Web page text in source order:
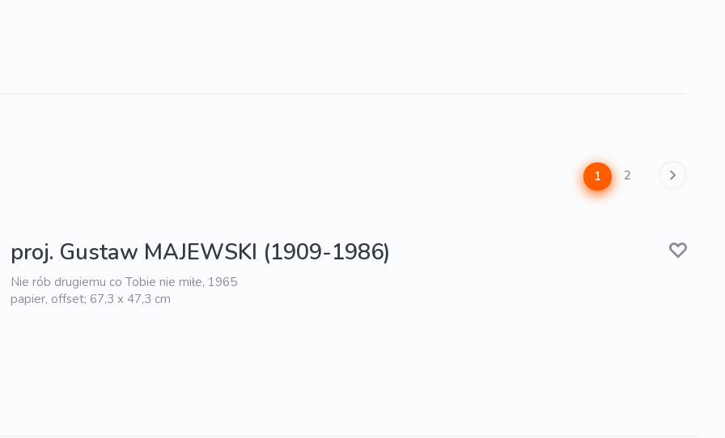
1 2
proj. Gustaw MAJEWSKI (1909-1986)
Nie rób drugiemu co Tobie nie miłe, 1965
papier, offset; 67,3 x 47,3 cm